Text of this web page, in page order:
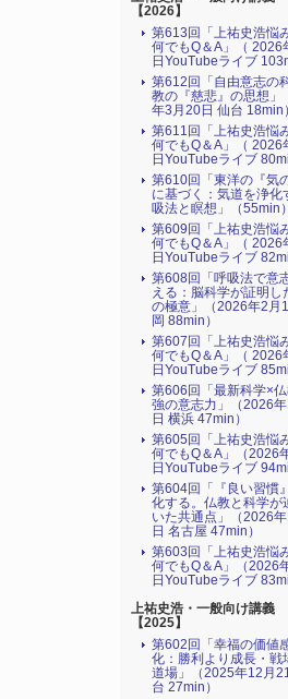
【2026】
第613回「上祐史浩悩
何でもQ＆A」（ 2026
日YouTubeライブ
第612回「自由意志の
教の『慈悲』の思想」
年3月20日 仙台 18min）
第611回「上祐史浩悩
何でもQ＆A」（ 2026
日YouTubeライブ
第610回「東洋の『気
に基づく：気道を浄化
吸法と瞑想」（55min）
第609回「上祐史浩悩
何でもQ＆A」（ 2026
日YouTubeライブ
第608回「呼吸法で意
える：脳科学が証明し
の極意」（2026年2月
岡 88min）
第607回「上祐史浩悩
何でもQ＆A」（ 2026
日YouTubeライブ
第606回「最新科学×
強の意志力」（2026
日 横浜 47min）
第605回「上祐史浩悩
何でもQ＆A」（2026
日YouTubeライブ
第604回「『良い習慣
化する。仏教と科学が
いた共通点」（2026
日 名古屋 47min）
第603回「上祐史浩悩
何でもQ＆A」（2026
日YouTubeライブ
上祐史浩・一般向け講義
【2025】
第602回「幸福の価値
化：勝利より成長・戦
道場」（2025年12月
台 27min）